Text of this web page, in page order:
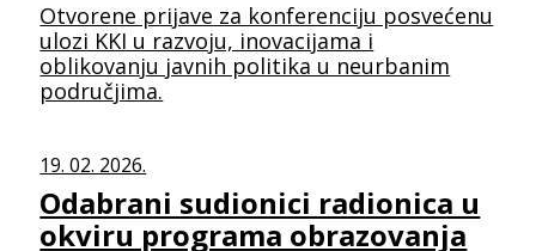
Otvorene prijave za konferenciju posvećenu
ulozi KKI u razvoju, inovacijama i
oblikovanju javnih politika u neurbanim
područjima.
19. 02. 2026.
Odabrani sudionici radionica u
okviru programa obrazovanja